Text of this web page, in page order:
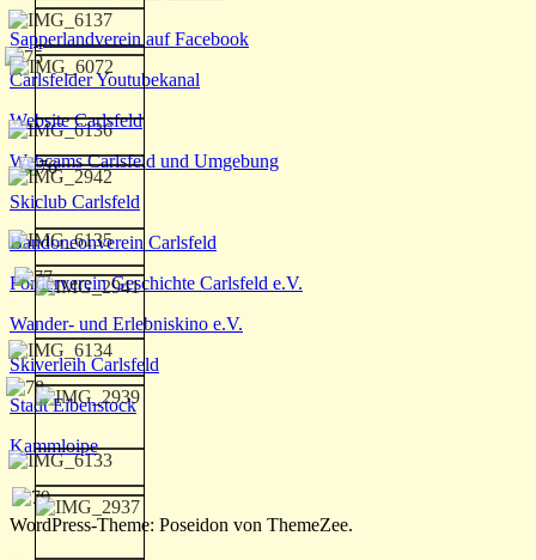
Sapperlandverein auf Facebook
Carlsfelder Youtubekanal
Website Carlsfeld
Webcams Carlsfeld und Umgebung
Skiclub Carlsfeld
Bandoneonverein Carlsfeld
Förderverein Geschichte Carlsfeld e.V.
Wander- und Erlebniskino e.V.
Skiverleih Carlsfeld
Stadt Eibenstock
Kammloipe
WordPress-Theme: Poseidon von ThemeZee.